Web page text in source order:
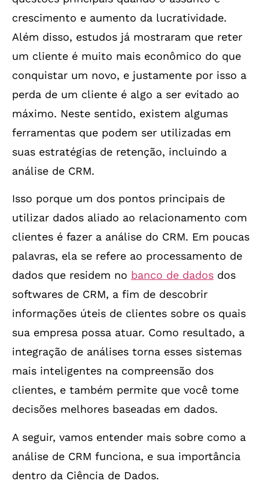
crescimento e aumento da lucratividade.
Além disso, estudos já mostraram que reter
um cliente é muito mais econômico do que
conquistar um novo, e justamente por isso a
perda de um cliente é algo a ser evitado ao
máximo. Neste sentido, existem algumas
ferramentas que podem ser utilizadas em
suas estratégias de retenção, incluindo a
análise de CRM.
Isso porque um dos pontos principais de
utilizar dados aliado ao relacionamento com
clientes é fazer a análise do CRM. Em poucas
palavras, ela se refere ao processamento de
dados que residem no banco de dados dos
softwares de CRM, a fim de descobrir
informações úteis de clientes sobre os quais
sua empresa possa atuar. Como resultado, a
integração de análises torna esses sistemas
mais inteligentes na compreensão dos
clientes, e também permite que você tome
decisões melhores baseadas em dados.
A seguir, vamos entender mais sobre como a
análise de CRM funciona, e sua importância
dentro da Ciência de Dados.